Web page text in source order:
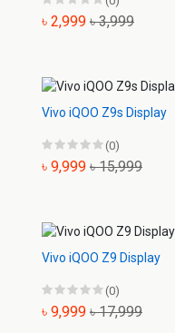
৳ 2,999 ৳ 3,999
Vivo iQOO Z9s Display
(0)
৳ 9,999 ৳ 15,999
Vivo iQOO Z9 Display
(0)
৳ 9,999 ৳ 17,999